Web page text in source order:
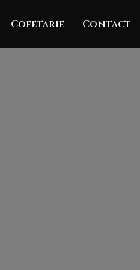
Cofetarie Contact